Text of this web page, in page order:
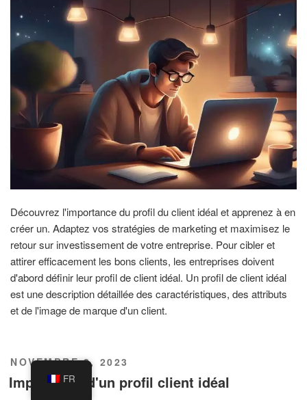
Découvrez l'importance du profil du client idéal et apprenez à en
créer un. Adaptez vos stratégies de marketing et maximisez le
retour sur investissement de votre entreprise. Pour cibler et
attirer efficacement les bons clients, les entreprises doivent
d'abord définir leur profil de client idéal. Un profil de client idéal
est une description détaillée des caractéristiques, des attributs
et de l'image de marque d'un client.
PUBLIÉ
LE
NOVEMBRE 3, 2023
Importance d'un profil client idéal
FR